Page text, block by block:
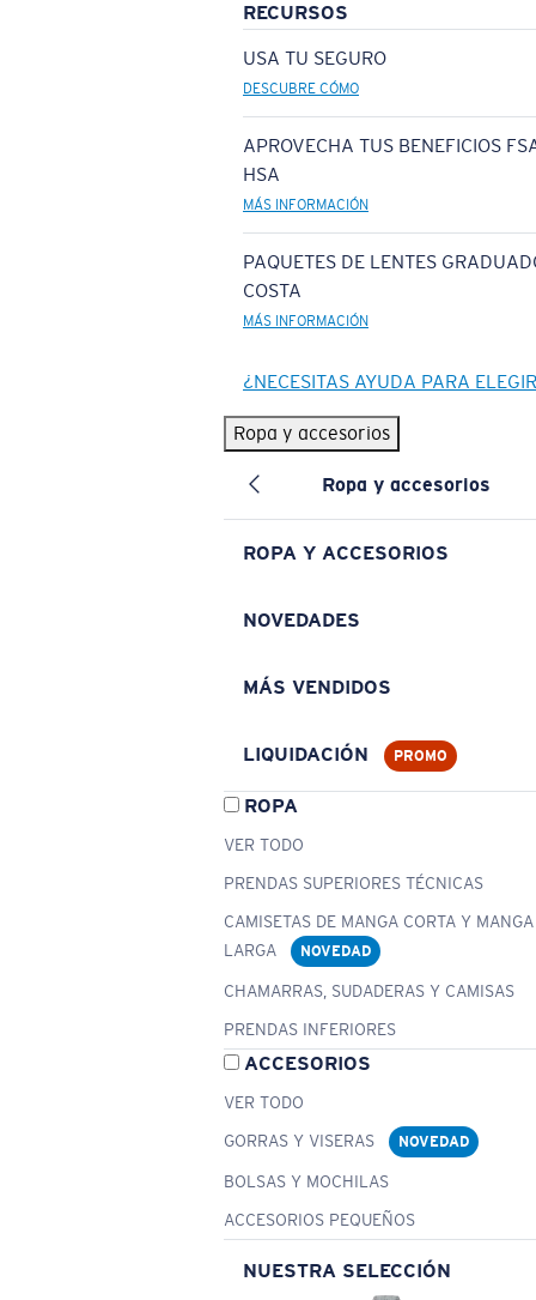
RECURSOS
USA TU SEGURO
DESCUBRE CÓMO
APROVECHA TUS BENEFICIOS
HSA
MÁS INFORMACIÓN
PAQUETES DE LENTES
COSTA
MÁS INFORMACIÓN
¿NECESITAS AYUDA PARA
Ropa y accesorios
Ropa y accesorios
ROPA Y ACCESORIOS
NOVEDADES
MÁS VENDIDOS
LIQUIDACIÓN PROMO
ROPA
VER TODO
PRENDAS SUPERIORES TÉCNICAS
CAMISETAS DE MANGA CORTA Y MANGA
LARGA
NOVEDAD
CHAMARRAS, SUDADERAS Y CAMISAS
PRENDAS INFERIORES
ACCESORIOS
VER TODO
GORRAS Y VISERAS
NOVEDAD
BOLSAS Y MOCHILAS
ACCESORIOS PEQUEÑOS
NUESTRA SELECCIÓN